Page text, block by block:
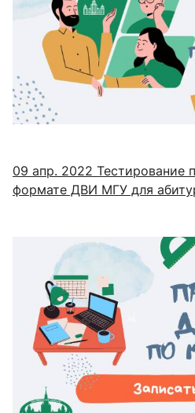
09 апр. 2022 Тестирование
формате ДВИ МГУ для